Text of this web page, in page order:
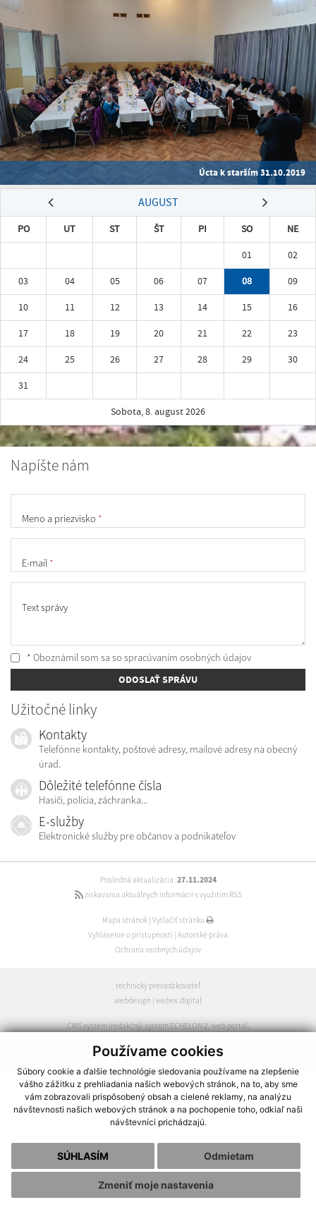
Používame cookies
Súbory cookie a ďalšie technológie sledovania používame na zlepšenie
vášho zážitku z prehliadania našich webových stránok, na to, aby sme
vám zobrazovali prispôsobený obsah a cielené reklamy, na analýzu
návštevnosti našich webových stránok a na pochopenie toho, odkiaľ naši
návštevníci prichádzajú.
SÚHLASÍM Odmietam
Zmeniť moje nastavenia
Úcta k starším 31.10.2019
AUGUST
PO UT ST ŠT PI SO
NE
01
02
03
04 05 06 07 08
09
10
11 12 13 14 15
16
17
18 19 20 21 22
23
24
25 26 27 28 29
30
31
Sobota, 8. august 2026
Napíšte nám
Meno a priezvisko *
E-mail *
Text správy
* Oboznámil som sa so spracúvaním osobných údajov
ODOSLAŤ SPRÁVU
Užitočné linky
Kontakty
Telefónne kontakty, poštové adresy, mailové adresy na obecný
úrad.
Dôležité telefónne čísla
Hasiči, polícia, záchranka...
E-služby
Elektronické služby pre občanov a podnikateľov
Posledná aktualizácia: 27.11.2024
získavania aktuálnych informácií s využitím RSS
Mapa stránok Vytlačiť stránku
Vyhlásenie o prístupnosti Autorské práva
Ochrana osobných údajov
technický prevádzkovateľ
webdesign webex.digital
CMS systém (redakčný) systém ECHELON 2,web portál,
spoločnosť webex.digital